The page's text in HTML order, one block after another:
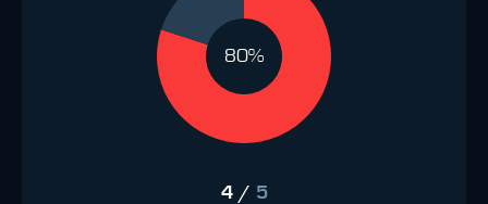
80%
4/ 5